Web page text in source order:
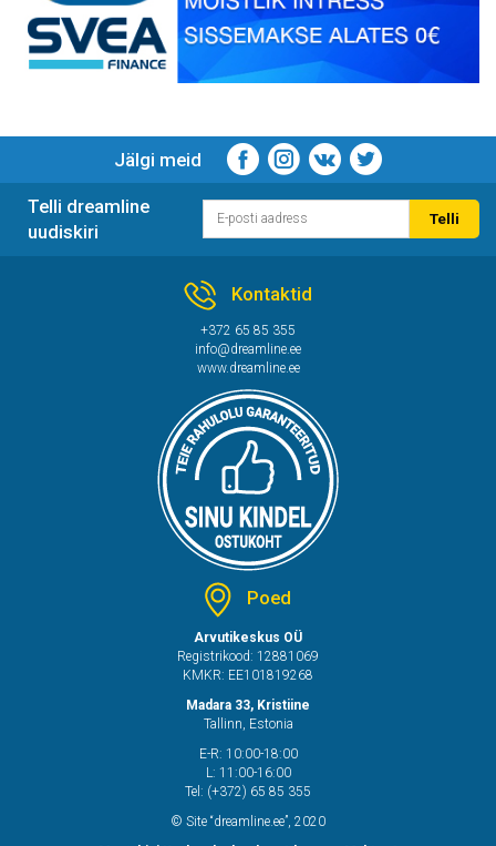
Jälgi meid
Telli dreamline
uudiskiri
Telli
Kontaktid
+372 65 85 355
info@dreamline.ee
www.dreamline.ee
Poed
Arvutikeskus OÜ
Registrikood: 12881069
KMKR: EE101819268
Madara 33, Kristiine
Tallinn, Estonia
E-R: 10:00-18:00
L: 11:00-16:00
Tel: (+372) 65 85 355
© Site “dreamline.ee”, 2020